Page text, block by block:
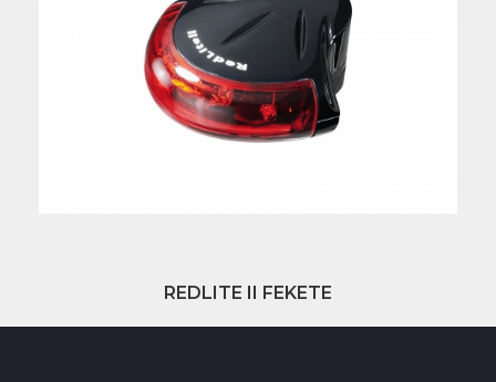
REDLITE II FEKETE